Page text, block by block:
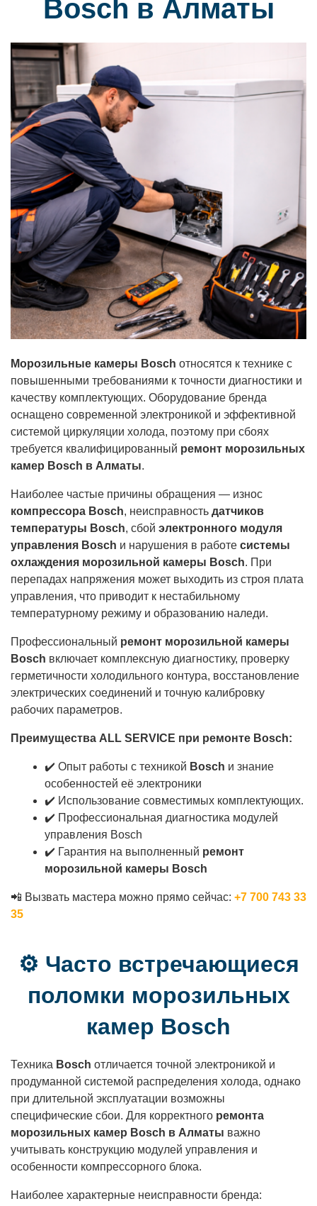
Bosch в Алматы
Морозильные камеры Bosch относятся к технике с
повышенными требованиями к точности диагностики и
качеству комплектующих. Оборудование бренда
оснащено современной электроникой и эффективной
системой циркуляции холода, поэтому при сбоях
требуется квалифицированный ремонт морозильных
камер Bosch в Алматы.
Наиболее частые причины обращения — износ
компрессора Bosch, неисправность датчиков
температуры Bosch, сбой электронного модуля
управления Bosch и нарушения в работе системы
охлаждения морозильной камеры Bosch. При
перепадах напряжения может выходить из строя плата
управления, что приводит к нестабильному
температурному режиму и образованию наледи.
Профессиональный ремонт морозильной камеры
Bosch включает комплексную диагностику, проверку
герметичности холодильного контура, восстановление
электрических соединений и точную калибровку
рабочих параметров.
Преимущества ALL SERVICE при ремонте Bosch:
✔️ Опыт работы с техникой Bosch и знание
особенностей её электроники
✔️ Использование совместимых комплектующих.
✔️ Профессиональная диагностика модулей
управления Bosch
✔️ Гарантия на выполненный ремонт
морозильной камеры Bosch
📲 Вызвать мастера можно прямо сейчас: +7 700 743 33
35
⚙️ Часто встречающиеся
поломки морозильных
камер Bosch
Техника Bosch отличается точной электроникой и
продуманной системой распределения холода, однако
при длительной эксплуатации возможны
специфические сбои. Для корректного ремонта
морозильных камер Bosch в Алматы важно
учитывать конструкцию модулей управления и
особенности компрессорного блока.
Наиболее характерные неисправности бренда: